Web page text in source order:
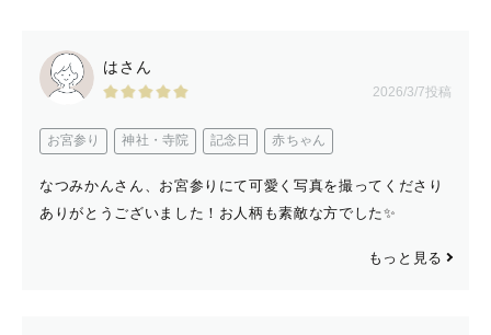
はさん
2026/3/7投稿
お宮参り 神社・寺院 記念日 赤ちゃん
なつみかんさん、お宮参りにて可愛く写真を撮ってくださり
ありがとうございました！お人柄も素敵な方でした✨
もっと見る